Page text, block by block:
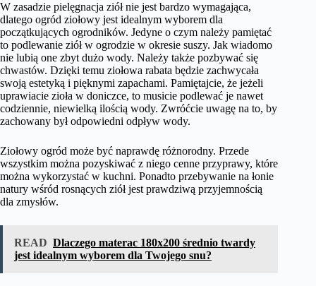
W zasadzie pielęgnacja ziół nie jest bardzo wymagająca,
dlatego ogród ziołowy jest idealnym wyborem dla
początkujących ogrodników. Jedyne o czym należy pamiętać
to podlewanie ziół w ogrodzie w okresie suszy. Jak wiadomo
nie lubią one zbyt dużo wody. Należy także pozbywać się
chwastów. Dzięki temu ziołowa rabata będzie zachwycała
swoją estetyką i pięknymi zapachami. Pamiętajcie, że jeżeli
uprawiacie zioła w doniczce, to musicie podlewać je nawet
codziennie, niewielką ilością wody. Zwróćcie uwagę na to, by
zachowany był odpowiedni odpływ wody.
Ziołowy ogród może być naprawdę różnorodny. Przede
wszystkim można pozyskiwać z niego cenne przyprawy, które
można wykorzystać w kuchni. Ponadto przebywanie na łonie
natury wśród rosnących ziół jest prawdziwą przyjemnością
dla zmysłów.
READ Dlaczego materac 180x200 średnio twardy
jest idealnym wyborem dla Twojego snu?